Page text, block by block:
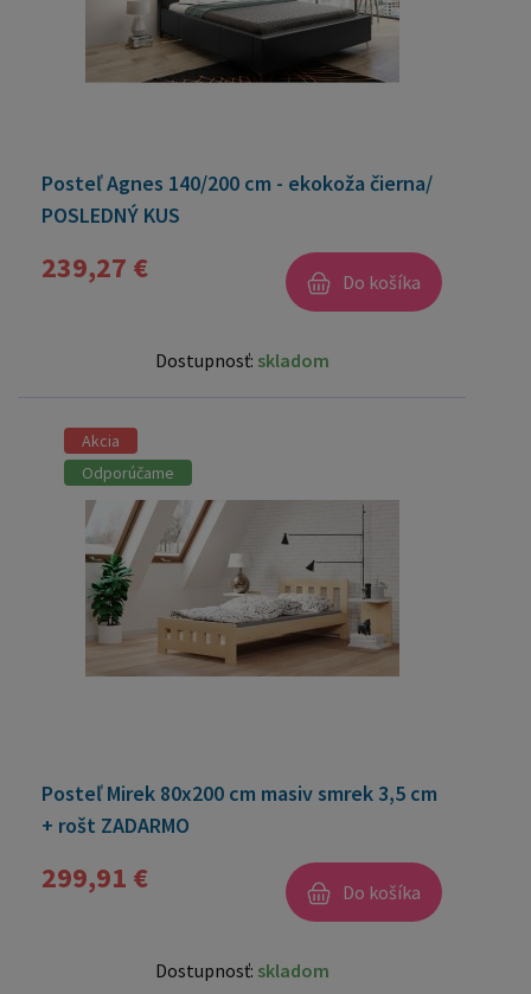
Posteľ Agnes 140/200 cm - ekokoža čierna/
POSLEDNÝ KUS
239,27 € Do košíka
Dostupnosť: skladom
Akcia
Odporúčame
Posteľ Mirek 80x200 cm masiv smrek 3,5 cm
+ rošt ZADARMO
299,91 € Do košíka
Dostupnosť: skladom